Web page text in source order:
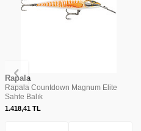
Rapala
Rapala Countdown Magnum Elite
Sahte Balık
1.418,41 TL